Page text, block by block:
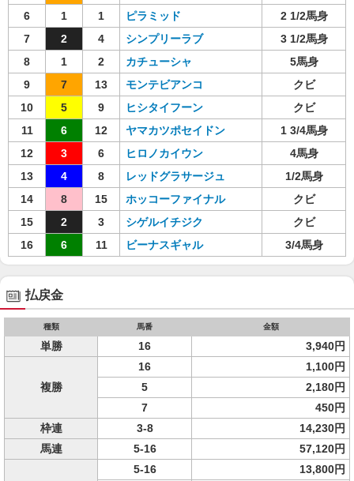
6
1 1 ピラミッド
2 1/2馬身
7
2 4 シンプリーラブ
3 1/2馬身
8
1 2 カチューシャ
5馬身
9
7 13 モンテビアンコ
クビ
10
5 9 ヒシタイフーン
クビ
11
6 12 ヤマカツポセイドン
1 3/4馬身
12
3 6 ヒロノカイウン
4馬身
13
4 8 レッドグラサージュ
1/2馬身
14
8 15 ホッコーファイナル
クビ
15
2 3 シゲルイチジク
クビ
16
6 11 ビーナスギャル 3/4馬身
払戻金
種類 馬番 金額
単勝 16 3,940円
複勝
16
1,100円
5
2,180円
7
450円
枠連
3-8
14,230円
馬連
5-16 57,120円
5-16
13,800円